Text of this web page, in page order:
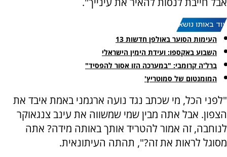
עוד באותו נושא:
העימות הסוער באולפן חדשות 13
השבוע באקספו: ועידת הימין הישראלי
ברל'ה קרומבי: "במערכה הזו אסור להפסיד"
המומנטום של סמוטריץ'
"לפני הכל, מי שכתב נגד נועה ארגמני באמת איבד את
הצפון. אבל אתה מבין שמי שמשווה את עינב צנגאוקר
לנוחבה, זה אמור להטריד אותך באותה מידה? אתה
מסוגל לראות את זה?", תהתה העיתונאית.